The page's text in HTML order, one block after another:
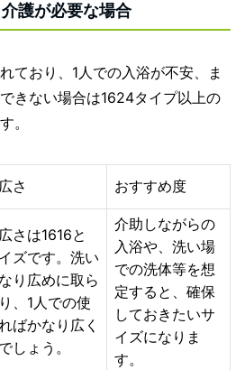
護が必要な場合
ており、1人での入浴が不安、ま
きない場合は1624タイプ以上の
。
さ おすすめ度
さは1616と
ズです。洗い
り広めに取ら
、1人での使
ばかなり広く
しょう。
介助しながらの
入浴や、洗い場
での洗体等を想
定すると、確保
しておきたいサ
イズになりま
す。